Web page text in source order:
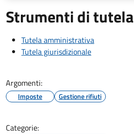
Strumenti di tutela
Tutela amministrativa
Tutela giurisdizionale
Argomenti:
Imposte Gestione rifiuti
Categorie: